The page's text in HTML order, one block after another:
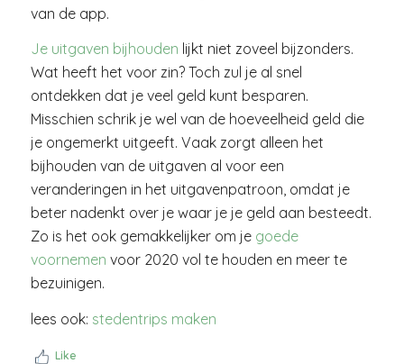
van de app.
Je uitgaven bijhouden lijkt niet zoveel bijzonders.
Wat heeft het voor zin? Toch zul je al snel
ontdekken dat je veel geld kunt besparen.
Misschien schrik je wel van de hoeveelheid geld die
je ongemerkt uitgeeft. Vaak zorgt alleen het
bijhouden van de uitgaven al voor een
veranderingen in het uitgavenpatroon, omdat je
beter nadenkt over je waar je je geld aan besteedt.
Zo is het ook gemakkelijker om je goede
voornemen voor 2020 vol te houden en meer te
bezuinigen.
lees ook: stedentrips maken
Like